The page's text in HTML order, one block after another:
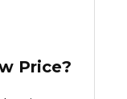
Price?